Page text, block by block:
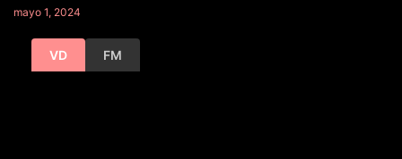
mayo 1, 2024
VD FM